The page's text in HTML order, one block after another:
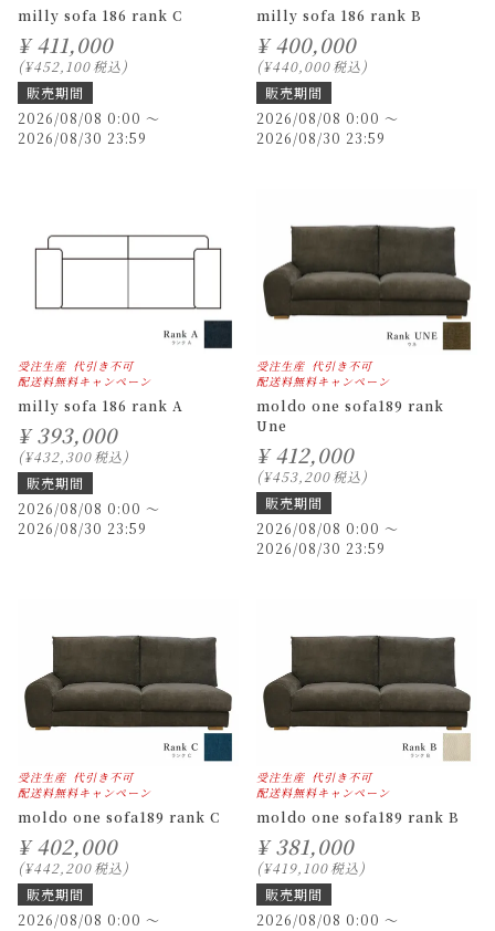
milly sofa 186 rank C
¥ 411,000
¥452,100税込
販売期間
2026/08/08 0:00 〜
2026/08/30 23:59
milly sofa 186 rank B
¥ 400,000
¥440,000税込
販売期間
2026/08/08 0:00 〜
2026/08/30 23:59
受注生産 代引き不可
配送料無料キャンペーン
milly sofa 186 rank A
¥ 393,000
¥432,300税込
販売期間
2026/08/08 0:00 〜
2026/08/30 23:59
受注生産 代引き不可
配送料無料キャンペーン
moldo one sofa189 rank
Une
¥ 412,000
¥453,200税込
販売期間
2026/08/08 0:00 〜
2026/08/30 23:59
受注生産 代引き不可
配送料無料キャンペーン
moldo one sofa189 rank C
¥ 402,000
¥442,200税込
販売期間
2026/08/08 0:00 〜
受注生産 代引き不可
配送料無料キャンペーン
moldo one sofa189 rank B
¥ 381,000
¥419,100税込
販売期間
2026/08/08 0:00 〜